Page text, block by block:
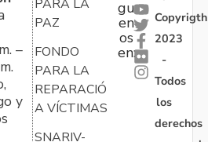
–
y
PARA LA
PAZ
FONDO
PARA LA
REPARACIÓN
A VÍCTIMAS
SNARIV-
gu
en
os
en:
Copyrigth
2023
-
Todos
los
derechos